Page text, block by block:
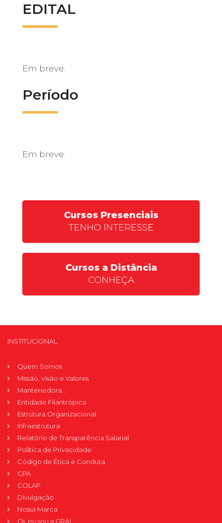
EDITAL
Em breve.
Período
Em breve.
Cursos Presenciais
TENHO INTERESSE
Cursos a Distância
CONHEÇA
INSTITUCIONAL
Quem Somos
Missão, Visão e Valores
Mantenedora
Entidade Filantrópica
Estrutura Organizacional
Infraestrutura
Relatório de Transparência Salarial
Política de Privacidade
Código de Ética e Conduta
CPA
COLAP
Divulgação
Nossa Marca
Oi, eu sou a GRÁ!